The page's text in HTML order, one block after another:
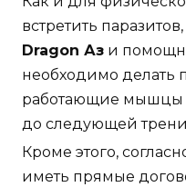
встретить паразитов,
Dragon Аз и
необходимо делать
работающие мышцы
до следующей
Кроме этого,
иметь прямые